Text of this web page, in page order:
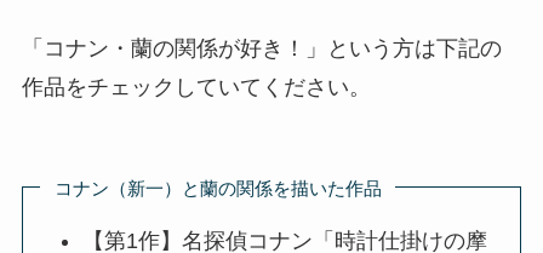
「コナン・蘭の関係が好き！」という方は下記の
作品をチェックしていてください。
コナン（新一）と蘭の関係を描いた作品
【第1作】名探偵コナン「時計仕掛けの摩